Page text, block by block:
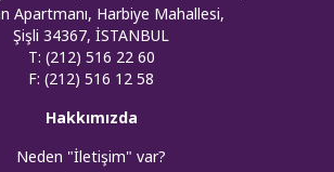
Apartmanı, Harbiye Mahallesi,
Şişli 34367, İSTANBUL
T: (212) 516 22 60
F: (212) 516 12 58
Hakkımızda
Neden "İletişim" var?